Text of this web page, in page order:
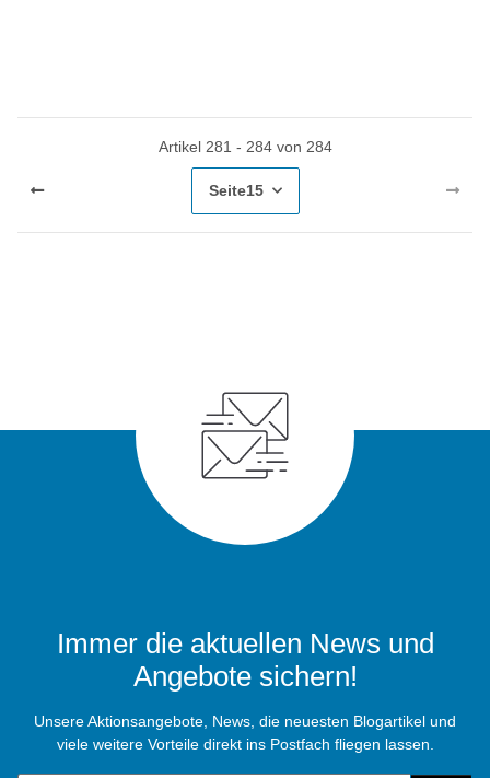
Artikel 281 - 284 von 284
Seite15
Immer die aktuellen News und
Angebote sichern!
Unsere Aktionsangebote, News, die neuesten Blogartikel und
viele weitere Vorteile direkt ins Postfach fliegen lassen.